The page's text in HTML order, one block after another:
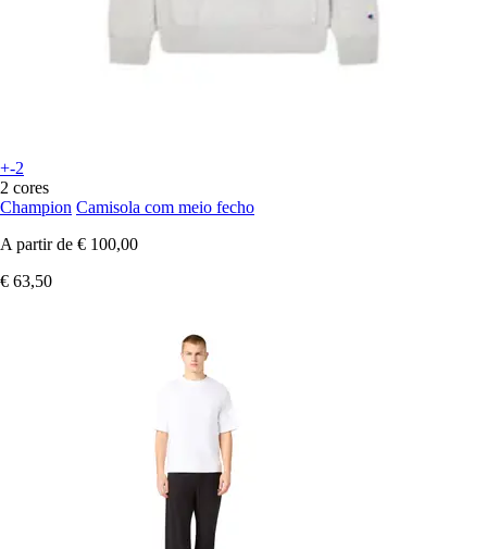
+-2
2 cores
Champion Camisola com meio fecho
A partir de € 100,00
€ 63,50